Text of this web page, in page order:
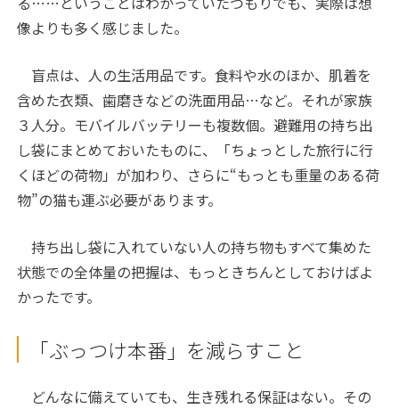
像よりも多く感じました。
盲点は、人の生活用品です。食料や水のほか、肌着を
含めた衣類、歯磨きなどの洗面用品…など。それが家族
３人分。モバイルバッテリーも複数個。避難用の持ち出
し袋にまとめておいたものに、「ちょっとした旅行に行
くほどの荷物」が加わり、さらに“もっとも重量のある荷
物”の猫も運ぶ必要があります。
持ち出し袋に入れていない人の持ち物もすべて集めた
状態での全体量の把握は、もっときちんとしておけばよ
かったです。
「ぶっつけ本番」を減らすこと
どんなに備えていても、生き残れる保証はない。その